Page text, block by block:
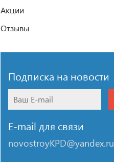
Акции
Отзывы
Подписка на новости
E-mail для связи
novostroyKPD@yandex.ru